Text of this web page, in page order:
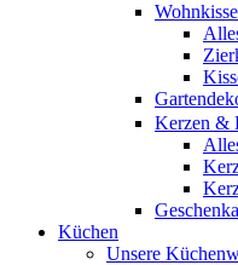
Kerzen &
Küchen
Unsere